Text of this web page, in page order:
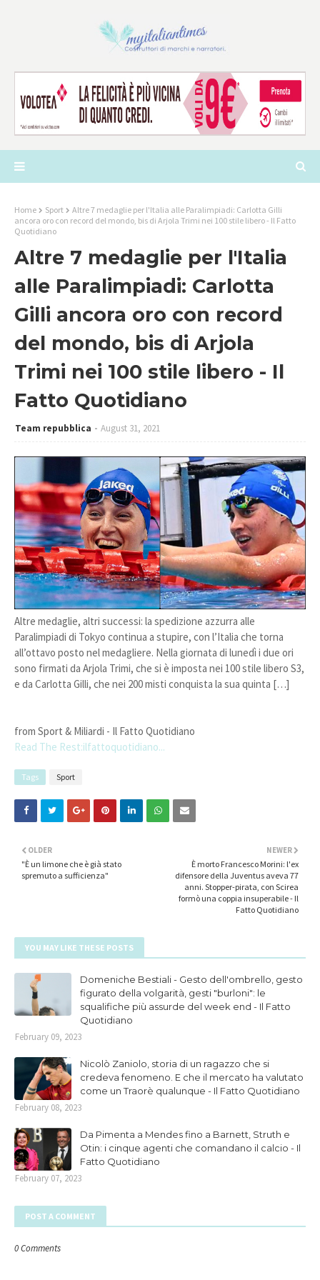
Home Sport
Altre 7 medaglie per l'Italia alle Paralimpiadi: Carlotta Gilli
ancora oro con record del mondo, bis di Arjola Trimi nei 100 stile libero - Il Fatto
Quotidiano
Altre 7 medaglie per l'Italia
alle Paralimpiadi: Carlotta
Gilli ancora oro con record
del mondo, bis di Arjola
Trimi nei 100 stile libero - Il
Fatto Quotidiano
Team repubblica August 31, 2021
Altre medaglie, altri successi: la spedizione azzurra alle
Paralimpiadi di Tokyo continua a stupire, con l’Italia che torna
all’ottavo posto nel medagliere. Nella giornata di lunedì i due ori
sono firmati da Arjola Trimi, che si è imposta nei 100 stile libero S3,
e da Carlotta Gilli, che nei 200 misti conquista la sua quinta […]
from Sport & Miliardi - Il Fatto Quotidiano
Read The Rest:ilfattoquotidiano...
Tags Sport
NEWER
È morto Francesco Morini: l'ex
difensore della Juventus aveva 77
anni. Stopper-pirata, con Scirea
formò una coppia insuperabile - Il
Fatto Quotidiano
OLDER
"È un limone che è già stato
spremuto a sufficienza"
YOU MAY LIKE THESE POSTS
Domeniche Bestiali - Gesto dell'ombrello, gesto
figurato della volgarità, gesti "burloni": le
squalifiche più assurde del week end - Il Fatto
Quotidiano
February 09, 2023
Nicolò Zaniolo, storia di un ragazzo che si
credeva fenomeno. E che il mercato ha valutato
come un Traorè qualunque - Il Fatto Quotidiano
February 08, 2023
Da Pimenta a Mendes fino a Barnett, Struth e
Otin: i cinque agenti che comandano il calcio - Il
Fatto Quotidiano
February 07, 2023
POST A COMMENT
0 Comments